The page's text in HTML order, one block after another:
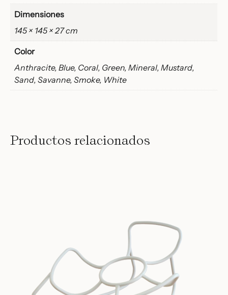
Dimensiones
145 × 145 × 27 cm
Color
Anthracite, Blue, Coral, Green, Mineral, Mustard,
Sand, Savanne, Smoke, White
Productos relacionados